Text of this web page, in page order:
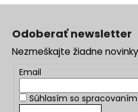
Odoberať newsletter
Nezmeškajte žiadne
Email
Súhlasím so